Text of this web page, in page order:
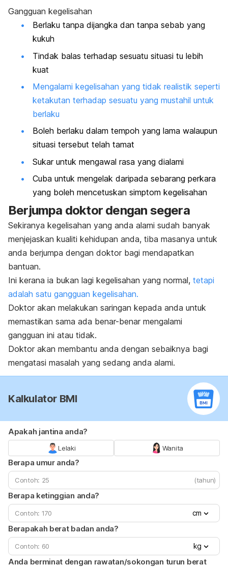
Gangguan kegelisahan
Berlaku tanpa dijangka dan tanpa sebab yang
kukuh
Tindak balas terhadap sesuatu situasi tu lebih
kuat
Mengalami kegelisahan yang tidak realistik seperti
ketakutan terhadap sesuatu yang mustahil untuk
berlaku
Boleh berlaku dalam tempoh yang lama walaupun
situasi tersebut telah tamat
Sukar untuk mengawal rasa yang dialami
Cuba untuk mengelak daripada sebarang perkara
yang boleh mencetuskan simptom kegelisahan
Berjumpa doktor dengan segera
Sekiranya kegelisahan yang anda alami sudah banyak
menjejaskan kualiti kehidupan anda, tiba masanya untuk
anda berjumpa dengan doktor bagi mendapatkan
bantuan.
Ini kerana ia bukan lagi kegelisahan yang normal, tetapi
adalah satu gangguan kegelisahan.
Doktor akan melakukan saringan kepada anda untuk
memastikan sama ada benar-benar mengalami
gangguan ini atau tidak.
Doktor akan membantu anda dengan sebaiknya bagi
mengatasi masalah yang sedang anda alami.
Kalkulator BMI
Apakah jantina anda?
Lelaki Wanita
Berapa umur anda?
(tahun)
Berapa ketinggian anda?
cm
Berapakah berat badan anda?
kg
Anda berminat dengan rawatan/sokongan turun berat